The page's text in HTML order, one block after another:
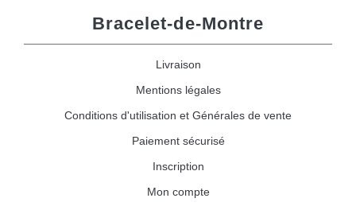
Bracelet-de-Montre
Livraison
Mentions légales
Conditions d'utilisation et Générales de vente
Paiement sécurisé
Inscription
Mon compte